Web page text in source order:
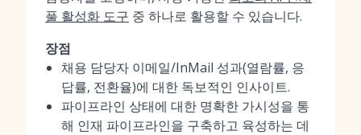
풀 활성화 도구 중 하나로 활용할 수 있습니다.
장점
채용 담당자 이메일/InMail 성과(열람률, 응
답률, 전환율)에 대한 독보적인 인사이트.
파이프라인 상태에 대한 명확한 가시성을 통
해 인재 파이프라인을 구축하고 육성하는 데